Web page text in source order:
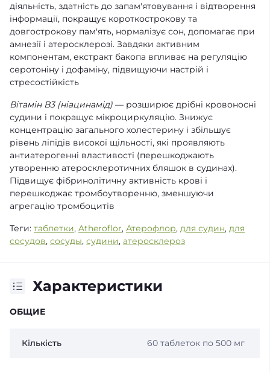
діяльність, здатність до запам'ятовування і відтворення
інформації, покращує короткострокову та
довгострокову пам'ять, нормалізує сон, допомагає при
амнезії і атеросклерозі. Завдяки активним
компонентам, екстракт бакопа впливає на регуляцію
серотоніну і дофаміну, підвищуючи настрій і
стресостійкість
Вітамін В3 (ніацинамід) — розширює дрібні кровоносні
судини і покращує мікроциркуляцію. Знижує
концентрацію загального холестерину і збільшує
рівень ліпідів високої щільності, які проявляють
антиатерогенні властивості (перешкоджають
утворенню атеросклеротичних бляшок в судинах).
Підвищує фібринолітичну активність крові і
перешкоджає тромбоутворенню, зменшуючи
агрегацію тромбоцитів
Теги: таблетки, Atheroflor, Атерофлор, для судин, для
сосудов, сосуды, судини, атеросклероз
Характеристики
ОБЩИЕ
Кількість 60 таблеток по 500 мг